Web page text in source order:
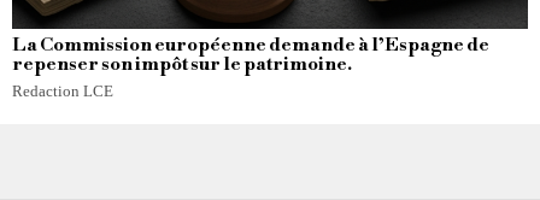
La Commission européenne demande à l’Espagne de
repenser son impôt sur le patrimoine.
Redaction LCE